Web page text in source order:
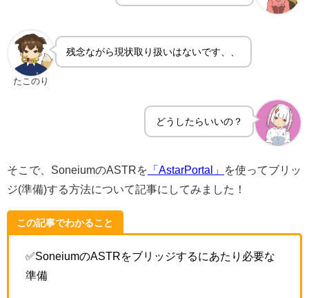
たこのり
残念ながら現状取り扱いはないです、、
どうしたらいいの？
そこで、SoneiumのASTRを 「AstarPortal」
を使ってブリッ
ジ(準備)する方法について記事にしてみました！
この記事でわかること
✅SoneiumのASTRをブリッジするにあたり必要な
準備